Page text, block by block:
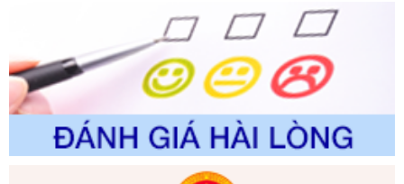
2310/QĐ-UBND
Tên: Về việc công bố Danh mục thủ tục hành chính sửa
đổi, bổ sung và phê duyệt Quy trình nội bộ, quy trình điện tử
trong giải quyết thủtục hành chính lĩnh vực biến đổi khí hậu
thuộc phạm vi giải quyết của Sở Nông nghiệp và Môi
trường
Ngày ban hành: 01/06/2026
Số kí hiệu:2300/QĐ-UBND
Tên: V/v công bố danh mục thủ tục hành chính được sửa